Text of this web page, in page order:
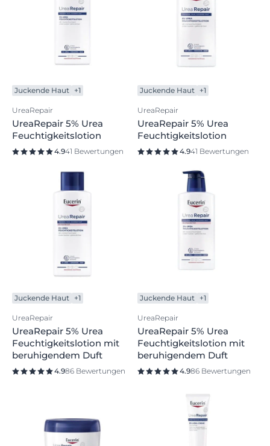
Juckende Haut +1
UreaRepair
UreaRepair 5% Urea
Feuchtigkeitslotion
4.941 Bewertungen
Juckende Haut +1
UreaRepair
UreaRepair 5% Urea
Feuchtigkeitslotion
4.941 Bewertungen
Juckende Haut +1
UreaRepair
UreaRepair 5% Urea
Feuchtigkeitslotion mit
beruhigendem Duft
4.986 Bewertungen
Juckende Haut +1
UreaRepair
UreaRepair 5% Urea
Feuchtigkeitslotion mit
beruhigendem Duft
4.986 Bewertungen